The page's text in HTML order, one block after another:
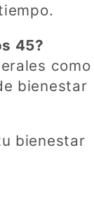
45?
como
bienestar
bienestar